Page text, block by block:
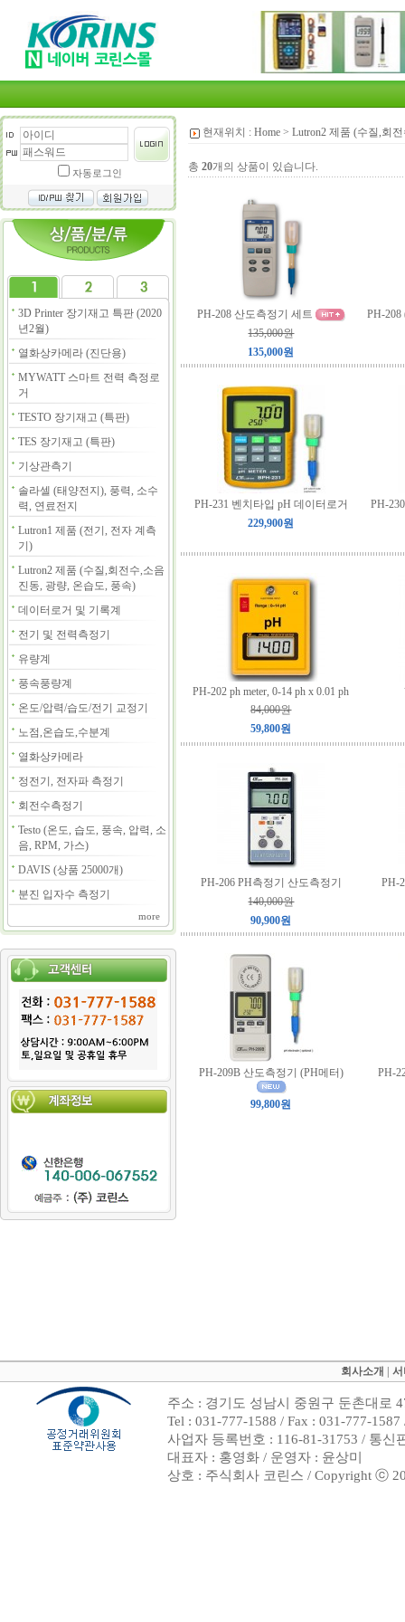
자동로그인
3D Printer 장기재고 특판 (2020
년2월)
열화상카메라 (진단용)
MYWATT 스마트 전력 측정로
거
TESTO 장기재고 (특판)
TES 장기재고 (특판)
기상관측기
솔라셀 (태양전지), 풍력, 소수
력, 연료전지
Lutron1 제품 (전기, 전자 계측
기)
Lutron2 제품 (수질,회전수,소음
진동, 광량, 온습도, 풍속)
데이터로거 및 기록계
전기 및 전력측정기
유량계
풍속풍량계
온도/압력/습도/전기 교정기
노점,온습도,수분계
열화상카메라
정전기, 전자파 측정기
회전수측정기
Testo (온도, 습도, 풍속, 압력, 소
음, RPM, 가스)
DAVIS (상품 25000개)
분진 입자수 측정기
more
현재위치 : Home > Lutron2 제품 (수질,회
총 20개의 상품이 있습니다.
PH-208 산도측정기 세트
135,000원
135,000원
PH-208
PH-231 벤치타입 pH 데이터로거
229,900원
PH-
PH-202 ph meter, 0-14 ph x 0.01 ph
84,000원
59,800원
PH-206 PH측정기 산도측정기
140,000원
90,900원
PH-
PH-209B 산도측정기 (PH메터)
99,800원
PH-
회사소개
주소 : 경기도 성남시 중원구 둔촌대로
Tel : 031-777-1588 / Fax : 031-777-
사업자 등록번호 : 116-81-31753 / 통신
대표자 : 홍영화 / 운영자 : 윤상미
상호 : 주식회사 코린스 / Copyright ⓒ